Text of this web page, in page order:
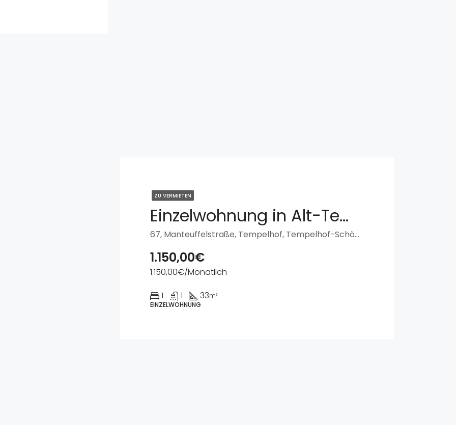
ZU VERMIETEN
Einzelwohnung in Alt-Tempelhof
67, Manteuffelstraße, Tempelhof, Tempelhof-Schöneberg, Berlin, Teltow, 12103, Deutschland
1.150,00€
1.150,00€/Monatlich
1
1 33m²
EINZELWOHNUNG